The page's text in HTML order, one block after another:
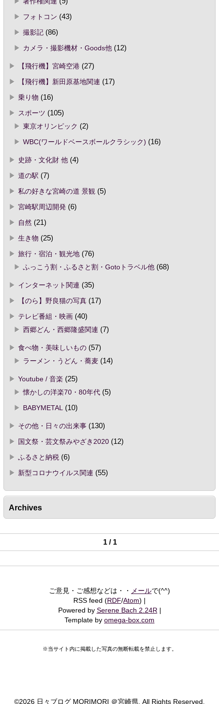
フォトコン (43)
撮影記(86)
カメラ・撮影機材・Goods他(12)
【飛行機】宮崎空港(27)
【飛行機】新田原基地関連 (17)
乗り物 (16)
スポーツ (105)
東京オリンピック (2)
WBC(ワールドベースボールクラシック) (16)
史跡・文化財 他(4)
道の駅 (7)
私の好きな宮崎の道 景観 (5)
宮崎駅周辺開発(6)
自然 (21)
生き物 (25)
旅行・宿泊・観光地(76)
ふっこう割・ふるさと割・Gotoトラベル他(68)
インターネット関連 (35)
【のら】野良猫の写真(17)
テレビ番組・映画(40)
西郷どん・西郷隆盛関連 (7)
食べ物・美味しいもの(57)
ラーメン・うどん・蕎麦(14)
Youtube / 音楽 (25)
懐かしの洋楽70・80年代(5)
BABYMETAL
(10)
その他・日々の出来事(130)
国文祭・芸文祭みやざき2020(12)
ふるさと納税(6)
新型コロナウイルス関連 (55)
Archives
1 / 1
ご意見・ご感想などは・・ メールで(^^)
RSS feed (RDF/Atom)
Powered by Serene Bach 2.24R
Template by omega-box.com
※当サイト内に掲載した写真の無断転載を禁止します。
©2026 日々ブログ MORIMORI ＠宮崎県. All Rights Reserved.